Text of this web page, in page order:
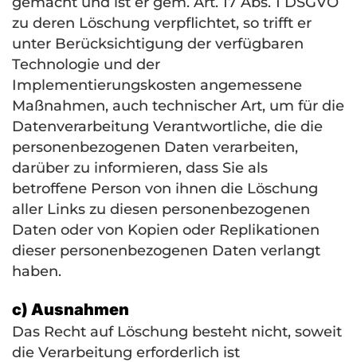
zu deren Löschung verpflichtet, so trifft er
unter Berücksichtigung der verfügbaren
Technologie und der
Implementierungskosten angemessene
Maßnahmen, auch technischer Art, um für die
Datenverarbeitung Verantwortliche, die die
personenbezogenen Daten verarbeiten,
darüber zu informieren, dass Sie als
betroffene Person von ihnen die Löschung
aller Links zu diesen personenbezogenen
Daten oder von Kopien oder Replikationen
dieser personenbezogenen Daten verlangt
haben.
c) Ausnahmen
Das Recht auf Löschung besteht nicht, soweit
die Verarbeitung erforderlich ist